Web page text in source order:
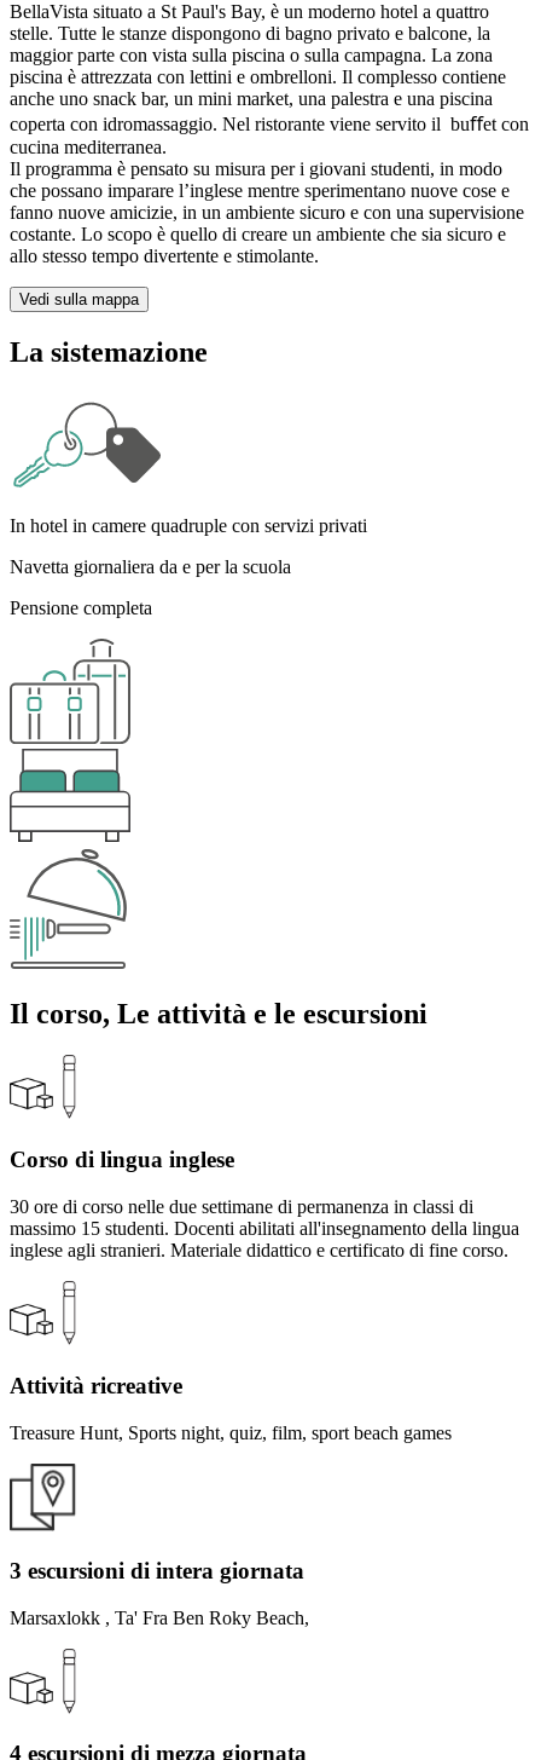
BellaVista situato a St Paul's Bay, è un moderno hotel a quattro
stelle. Tutte le stanze dispongono di bagno privato e balcone, la
maggior parte con vista sulla piscina o sulla campagna. La zona
piscina è attrezzata con lettini e ombrelloni. Il complesso contiene
anche uno snack bar, un mini market, una palestra e una piscina
coperta con idromassaggio. Nel ristorante viene servito il buﬀet con
cucina mediterranea.
Il programma è pensato su misura per i giovani studenti, in modo
che possano imparare l’inglese mentre sperimentano nuove cose e
fanno nuove amicizie, in un ambiente sicuro e con una supervisione
costante. Lo scopo è quello di creare un ambiente che sia sicuro e
allo stesso tempo divertente e stimolante.
Vedi sulla mappa
La sistemazione
In hotel in camere quadruple con servizi privati
Navetta giornaliera da e per la scuola
Pensione completa
Il corso, Le attività e le escursioni
Corso di lingua inglese
30 ore di corso nelle due settimane di permanenza in classi di
massimo 15 studenti. Docenti abilitati all'insegnamento della lingua
inglese agli stranieri. Materiale didattico e certificato di fine corso.
Attività ricreative
Treasure Hunt, Sports night, quiz, film, sport beach games
3 escursioni di intera giornata
Marsaxlokk , Ta' Fra Ben Roky Beach,
4 escursioni di mezza giornata